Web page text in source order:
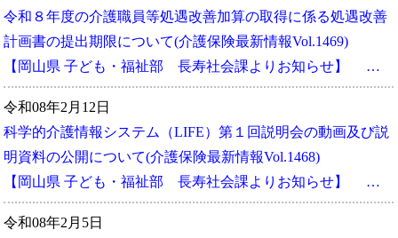
令和８年度の介護職員等処遇改善加算の取得に係る処遇改善
計画書の提出期限について(介護保険最新情報Vol.1469)
【岡山県 子ども・福祉部 長寿社会課よりお知らせ】 …
令和08年2月12日
科学的介護情報システム（LIFE）第１回説明会の動画及び説
明資料の公開について(介護保険最新情報Vol.1468)
【岡山県 子ども・福祉部 長寿社会課よりお知らせ】 …
令和08年2月5日